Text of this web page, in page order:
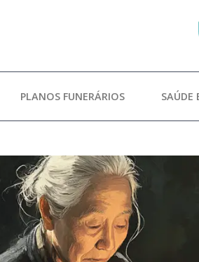
PLANOS FUNERÁRIOS SAÚDE